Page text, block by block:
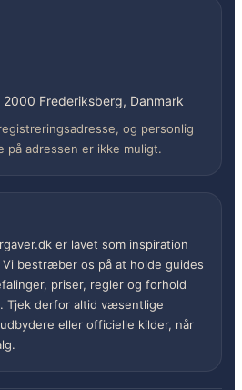
Frederiksberg, Danmark
og personlig
på adressen er ikke muligt.
er lavet som inspiration
bestræber os på at holde guides
priser, regler og forhold
Tjek derfor altid væsentlige
eller officielle kilder, når